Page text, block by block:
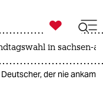

taz zahl ich
in sachsen-
der nie ankam